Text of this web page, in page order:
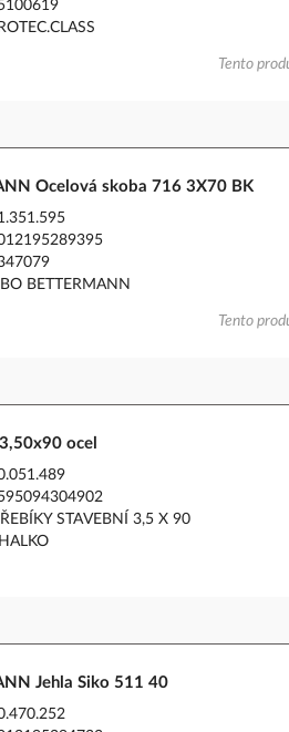
Tento
Ocelová skoba 716 3X70 BK
BETTERMANN
Tento
ocel
STAVEBNÍ 3,5 X 90
Jehla Siko 511 40